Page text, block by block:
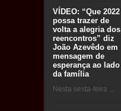
VÍDEO: “Que 2022
possa trazer de
volta a alegria dos
reencontros” diz
João Azevêdo em
mensagem de
esperança ao lado
da família
Nesta sexta-feira ...